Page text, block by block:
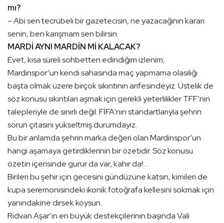
mı?
– Abi sen tecrübeli bir gazetecisin, ne yazacağının kararı
senin, ben karışmam sen bilirsin.
MARDİ AYNI MARDİN Mİ KALACAK?
Evet, kısa süreli sohbetten edindiğim izlenim;
Mardinspor’un kendi sahasında maç yapmama olasılığı
başta olmak üzere birçok sıkıntının arifesindeyiz. Üstelik de
söz konusu sıkıntıları aşmak için gerekli yeterlilikler TFF’nin
talepleriyle de sınırlı değil. FİFA’nın standartlarıyla şehrin
sorun çıtasını yükseltmiş durumdayız.
Bu bir anlamda şehrin marka değeri olan Mardinspor’un
hangi aşamaya getirdiklerinin bir özetidir. Söz konusu
özetin içerisinde gurur da var, kahır da!…
Birileri bu şehir için gecesini gündüzüne katsın, kimileri de
kupa seremonisindeki ikonik fotoğrafa kellesini sokmak için
yanındakine dirsek koysun.
Rıdvan Aşar’ın en büyük destekçilerinin başında Vali